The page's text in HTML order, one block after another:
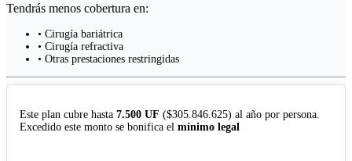
Tendrás menos cobertura en:
• Cirugía bariátrica
• Cirugía refractiva
• Otras prestaciones restringidas
Este plan cubre hasta 7.500 UF ($305.846.625) al año por persona.
Excedido este monto se bonifica el mínimo legal